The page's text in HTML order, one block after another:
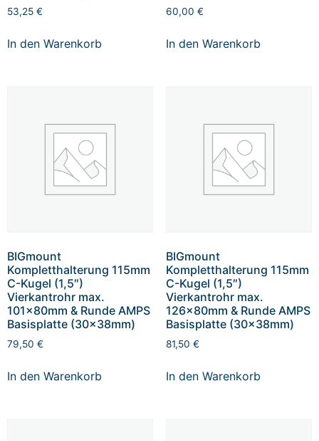
53,25 €
In den Warenkorb
60,00 €
In den Warenkorb
BIGmount
Kompletthalterung 115mm
C-Kugel (1,5″)
Vierkantrohr max.
101x80mm & Runde AMPS
Basisplatte (30x38mm)
79,50 €
In den Warenkorb
BIGmount
Kompletthalterung 115mm
C-Kugel (1,5″)
Vierkantrohr max.
126x80mm & Runde AMPS
Basisplatte (30x38mm)
81,50 €
In den Warenkorb